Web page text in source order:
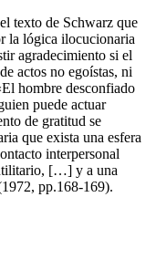
texto de Schwarz que
la lógica ilocucionaria
agradecimiento si el
actos no egoístas, ni
hombre desconfiado
puede actuar
de gratitud se
que exista una esfera
interpersonal
[…] y a una
pp.168-169).